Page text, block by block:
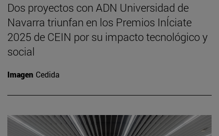
Dos proyectos con ADN Universidad de
Navarra triunfan en los Premios InÍciate
2025 de CEIN por su impacto tecnológico y
social
Imagen Cedida